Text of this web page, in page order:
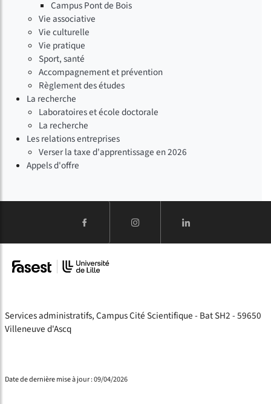
Campus Pont de Bois
Vie associative
Vie culturelle
Vie pratique
Sport, santé
Accompagnement et prévention
Règlement des études
La recherche
Laboratoires et école doctorale
La recherche
Les relations entreprises
Verser la taxe d'apprentissage en 2026
Appels d'offre
Services administratifs, Campus Cité Scientifique - Bat SH2 - 59650
Villeneuve d'Ascq
Date de dernière mise à jour : 09/04/2026